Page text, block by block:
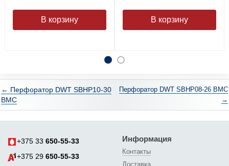
← Перфоратор DWT SBHP10-30
BMC
Перфоратор DWT SBHP08-26 BMC
→
+375 33 650-55-33
+375 29 650-55-33
Информация
Контакты
Доставка